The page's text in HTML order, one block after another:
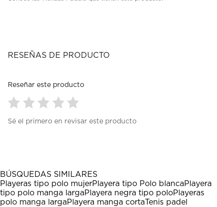
RESEÑAS DE PRODUCTO
Reseñar este producto
para
1
estrella
Esta
acción
para
estrellas.
Esta
acción
para
estrellas.
Esta
acción
para
estrellas.
Esta
acción
para
estrellas.
Esta
acción
Sé el primero en revisar este producto
BÚSQUEDAS SIMILARES
Playeras tipo polo mujerPlayera tipo Polo blancaPlayera
tipo polo manga largaPlayera negra tipo poloPlayeras
polo manga largaPlayera manga cortaTenis padel